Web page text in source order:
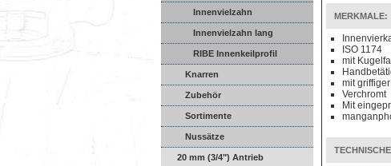
Innenvielzahn
Innenvielzahn lang
RIBE Innenkeilprofil
Knarren
Zubehör
Sortimente
Nussätze
20 mm (3/4") Antrieb
MERKMALE:
ISO 1174
mit
mit
Verchromt
Mit